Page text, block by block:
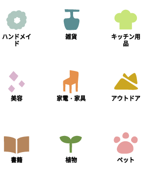
ハンドメイ
ド
雑貨 キッチン用
品
美容 家電・家具 アウトドア
書籍 植物 ペット